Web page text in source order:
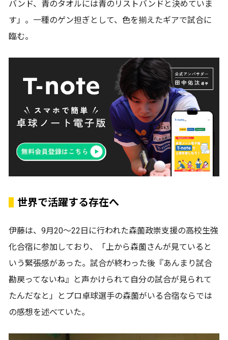
バンド、青のタオルには青のリストバンドと決めていま
す」。一種のゲン担ぎとして、色を揃えたギアで試合に
臨む。
世界で活躍する存在へ
伊藤は、9月20～22日に行われた森薗政崇支援の高校生強
化合宿に参加しており、「上から森薗さんが見ていると
いう緊張感があった。試合が終わった後『あんまり試合
勘戻ってないね』と声かけられて自分の試合が見られて
たんだなと」とプロ卓球選手の森薗がいる合宿ならでは
の感想を述べていた。